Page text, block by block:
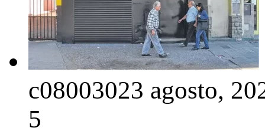
c08003023 agosto,
5